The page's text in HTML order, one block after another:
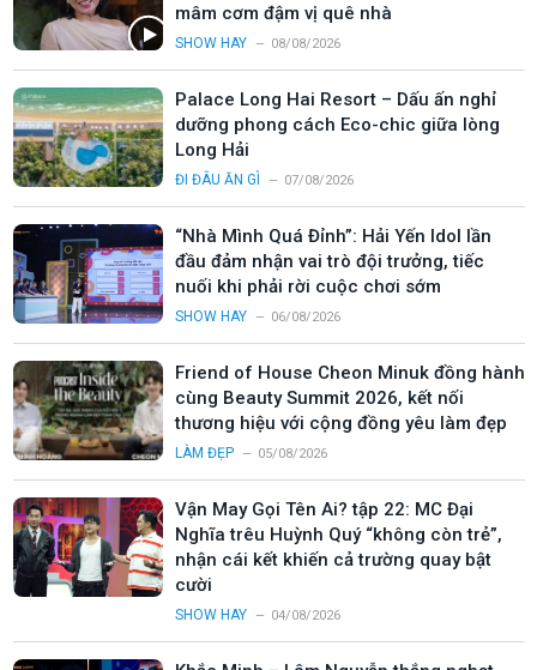
mâm cơm đậm vị quê nhà
SHOW HAY 08/08/2026
Palace Long Hai Resort – Dấu ấn nghỉ
dưỡng phong cách Eco-chic giữa lòng
Long Hải
ĐI ĐÂU ĂN GÌ 07/08/2026
“Nhà Mình Quá Đỉnh”: Hải Yến Idol lần
đầu đảm nhận vai trò đội trưởng, tiếc
nuối khi phải rời cuộc chơi sớm
SHOW HAY 06/08/2026
Friend of House Cheon Minuk đồng hành
cùng Beauty Summit 2026, kết nối
thương hiệu với cộng đồng yêu làm đẹp
LÀM ĐẸP 05/08/2026
Vận May Gọi Tên Ai? tập 22: MC Đại
Nghĩa trêu Huỳnh Quý “không còn trẻ”,
nhận cái kết khiến cả trường quay bật
cười
SHOW HAY 04/08/2026